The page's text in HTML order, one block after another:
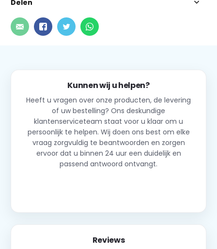
Delen
Kunnen wij u helpen?
Heeft u vragen over onze producten, de levering
of uw bestelling? Ons deskundige
klantenserviceteam staat voor u klaar om u
persoonlijk te helpen. Wij doen ons best om elke
vraag zorgvuldig te beantwoorden en zorgen
ervoor dat u binnen 24 uur een duidelijk en
passend antwoord ontvangt.
Reviews